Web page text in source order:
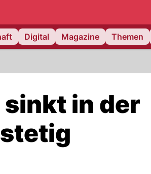
Digital Magazine Themen
in der